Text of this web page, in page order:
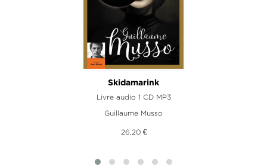
Skidamarink
Livre audio 1 CD MP3
Guillaume Musso
26,20 €